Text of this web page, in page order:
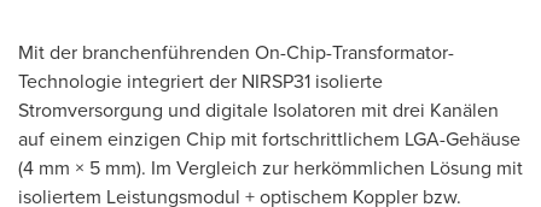
Mit der branchenführenden On-Chip-Transformator-
Technologie integriert der NIRSP31 isolierte
Stromversorgung und digitale Isolatoren mit drei Kanälen
auf einem einzigen Chip mit fortschrittlichem LGA-Gehäuse
(4 mm × 5 mm). Im Vergleich zur herkömmlichen Lösung mit
isoliertem Leistungsmodul + optischem Koppler bzw.